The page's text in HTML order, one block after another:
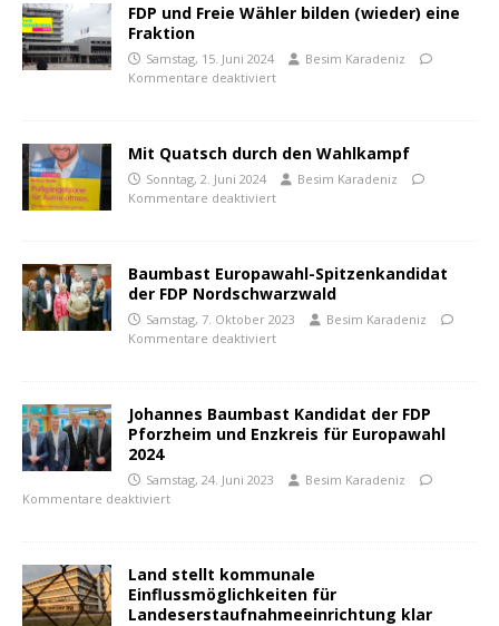
FDP und Freie Wähler bilden (wieder) eine
Fraktion
Samstag, 15. Juni 2024
Besim Karadeniz
Kommentare deaktiviert
Mit Quatsch durch den Wahlkampf
Sonntag, 2. Juni 2024
Besim Karadeniz
Kommentare deaktiviert
Baumbast Europawahl-Spitzenkandidat
der FDP Nordschwarzwald
Samstag, 7. Oktober 2023
Besim Karadeniz
Kommentare deaktiviert
Johannes Baumbast Kandidat der FDP
Pforzheim und Enzkreis für Europawahl
2024
Samstag, 24. Juni 2023
Besim Karadeniz
Kommentare deaktiviert
Land stellt kommunale
Einflussmöglichkeiten für
Landeserstaufnahmeeinrichtung klar